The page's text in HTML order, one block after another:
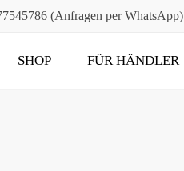
(Anfragen per WhatsApp)
SHOP FÜR HÄNDLER